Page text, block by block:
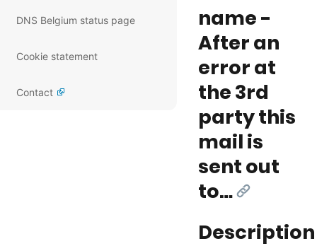
DNS Belgium status page
Cookie statement
Contact
name -
After an
error at
the 3rd
party this
mail is
sent out
to…[Link]
Description